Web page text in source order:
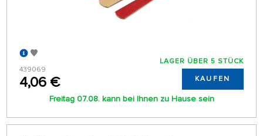
439069
4,06 €
LAGER ÜBER 5 STÜCK
KAUFEN
Freitag 07.08. kann bei Ihnen zu Hause sein